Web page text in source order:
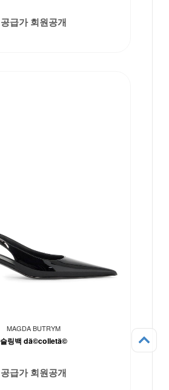
공급가 회원공개
MAGDA BUTRYM
슬링백 dã©colletã©
공급가 회원공개